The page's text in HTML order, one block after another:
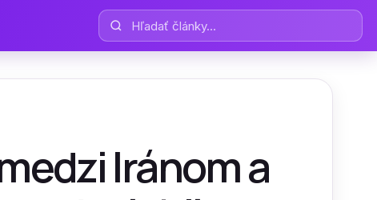
Hľadať články
Iránom a